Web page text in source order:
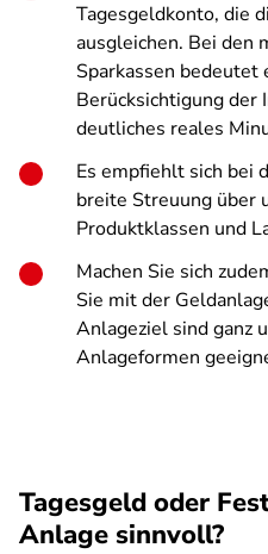
Tagesgeldkonto, die
ausgleichen. Bei den
Sparkassen
Berücksichtigung der
deutliches reales
Es empfiehlt sich bei
breite Streuung über
Produktklassen und
Machen Sie sich
Sie mit der
Anlageziel sind ganz
Anlageformen
Tagesgeld oder
Anlage sinnvoll?